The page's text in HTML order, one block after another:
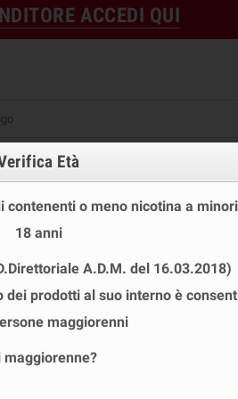
ACCEDI QUI
LIQUIDI PRONTI SHOT E
BLU My Blu Liquidpods
GINSENG GINGER
Età
contenenti o meno nicotina a
18 anni
A.D.M. del 16.03.2018)
dei prodotti al suo interno è
maggiorenni
maggiorenne?